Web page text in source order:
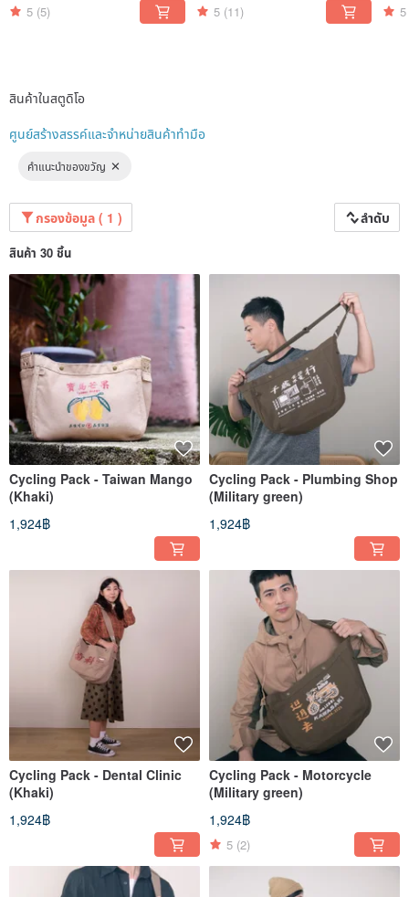
5 (5) 5 (11) 5
สินค้าในสตูดิโอ
ศูนย์สร้างสรรค์และจำหน่ายสินค้าทำมือ
คำแนะนำของขวัญ
กรองข้อมูล ( 1 ) ลำดับ
สินค้า 30 ชิ้น
Cycling Pack - Taiwan Mango
(Khaki)
1,924฿
Cycling Pack - Plumbing Shop
(Military green)
1,924฿
Cycling Pack - Dental Clinic
(Khaki)
1,924฿
Cycling Pack - Motorcycle
(Military green)
1,924฿
5 (2)